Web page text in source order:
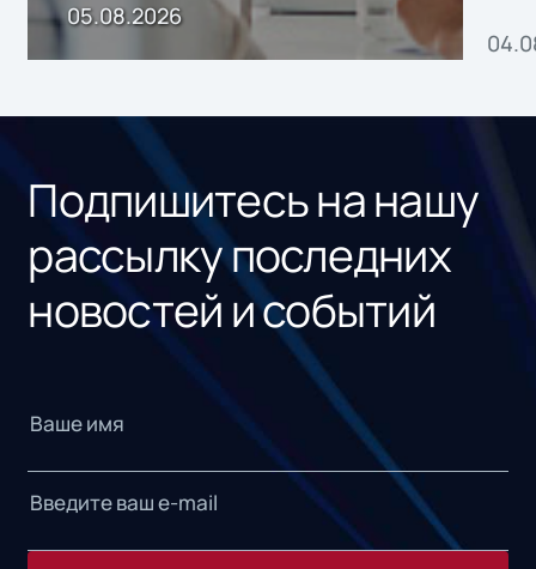
05.08.2026
Подпишитесь на нашу
рассылку последних
новостей и событий